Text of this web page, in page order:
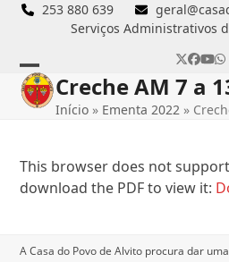
Skip
253 880 639
Serviços Administrativos
Twitter
Open
mobile
Close
mobile
Creche AM 7 a
Início » Ementa 2022 »
This browser does not support
download the PDF to view it:
A Casa do Povo de Alvito procura dar